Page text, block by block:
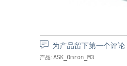
为产品留下第一个评论
产品: ASK_Omron_M3